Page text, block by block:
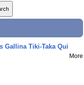
Gallina Tiki-Taka Qui
More